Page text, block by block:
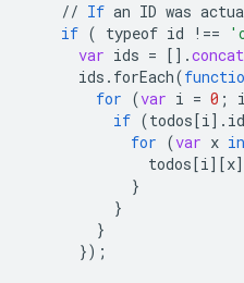
// If an ID was
if ( typeof id !==
var ids = [] .concat
ids . forEach(
for (var i = 0 ; i
if (todos [i] . id
for (var x in
todos [i][x]
}
}
}
});